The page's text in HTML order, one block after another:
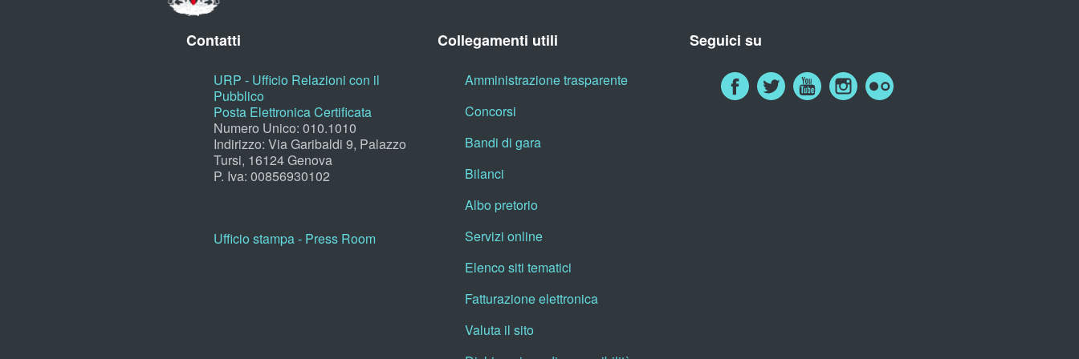
Contatti
URP - Ufficio Relazioni con il
Pubblico
Posta Elettronica Certificata
Numero Unico: 010.1010
Indirizzo: Via Garibaldi 9, Palazzo
Tursi, 16124 Genova
P. Iva: 00856930102
Ufficio stampa - Press Room
Collegamenti utili
Amministrazione trasparente
Concorsi
Bandi di gara
Bilanci
Albo pretorio
Servizi online
Elenco siti tematici
Fatturazione elettronica
Valuta il sito
Seguici su